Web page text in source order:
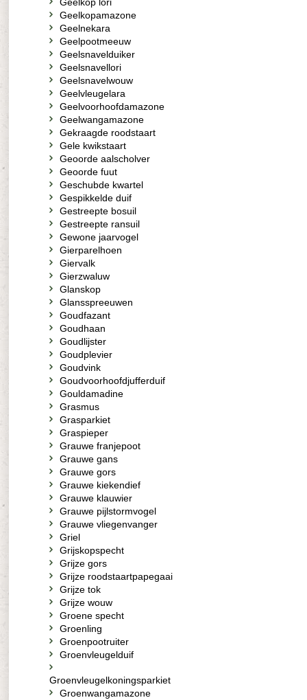
Geelkopamazone
Geelnekara
Geelpootmeeuw
Geelsnavelduiker
Geelsnavellori
Geelsnavelwouw
Geelvleugelara
Geelvoorhoofdamazone
Geelwangamazone
Gekraagde roodstaart
Gele kwikstaart
Geoorde aalscholver
Geoorde fuut
Geschubde kwartel
Gespikkelde duif
Gestreepte bosuil
Gestreepte ransuil
Gewone jaarvogel
Gierparelhoen
Giervalk
Gierzwaluw
Glanskop
Glansspreeuwen
Goudfazant
Goudhaan
Goudlijster
Goudplevier
Goudvink
Goudvoorhoofdjufferduif
Gouldamadine
Grasmus
Grasparkiet
Graspieper
Grauwe franjepoot
Grauwe gans
Grauwe gors
Grauwe kiekendief
Grauwe klauwier
Grauwe pijlstormvogel
Grauwe vliegenvanger
Griel
Grijskopspecht
Grijze gors
Grijze roodstaartpapegaai
Grijze tok
Grijze wouw
Groene specht
Groenling
Groenpootruiter
Groenvleugelduif
Groenvleugelkoningsparkiet
Groenwangamazone